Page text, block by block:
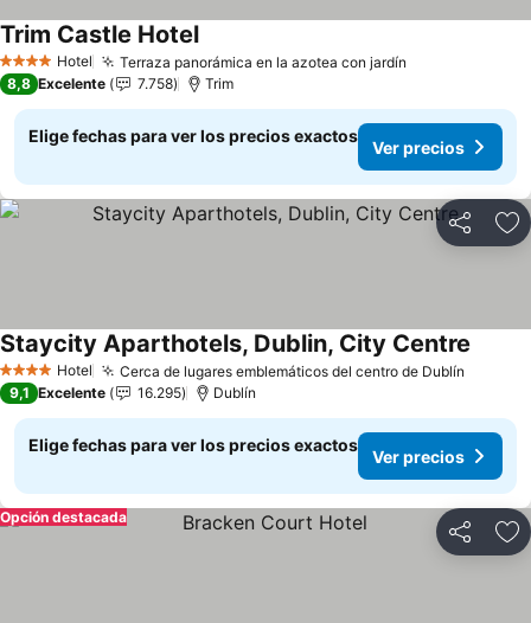
4 EstrellasHotel Terraza panorámica en la azotea con jardín
Trim Castle HotelVer precios
8,8 Excelente 7.758 Trim
Elige fechas para ver los precios exactos
Ver precios
Compartir
4 EstrellasHotel Cerca de lugares emblemáticos del centro de Dublín
Staycity Aparthotels, Dublin, City Centre
9,1 Excelente 16.295 Dublín
Elige fechas para ver los precios exactos
Ver precios
Compartir
Opción destacada